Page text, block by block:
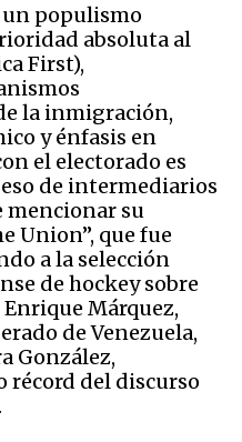
populismo
absoluta al
First),
la inmigración,
y énfasis en
el electorado es
de intermediarios
mencionar su
Union”, que fue
a la selección
de hockey sobre
Márquez,
de Venezuela,
González,
récord del discurso